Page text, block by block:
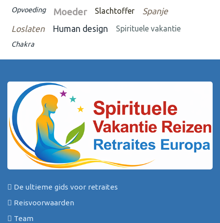
Opvoeding Moeder Slachtoffer
Spanje
Loslaten
Human design Spirituele vakantie
Chakra
De ultieme gids voor retraites
Reisvoorwaarden
Team